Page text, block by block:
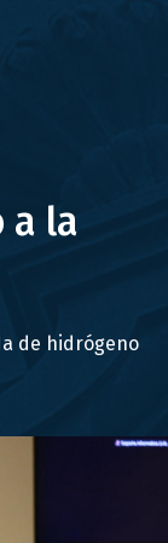
a la
de hidrógeno